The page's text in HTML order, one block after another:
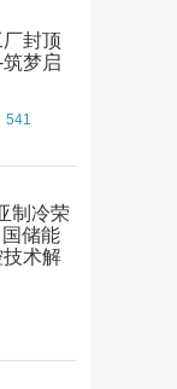
封顶
梦启
541
制冷荣
储能
术解